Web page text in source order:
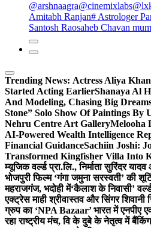
@arshnaagra@cinemixlabs
Amitabh Ranjan# Astrologer
Santosh Raosaheb Chavan
Trending News: Actress Aliya
Started Acting EarlierShanaya Al
And Modeling, Chasing Big
Stone” Solo Show Of Paintings
Nehru Centre Art GalleryMelooha
AI-Powered Wealth Intelligence
Financial GuidanceSachiin Joshi:
Transformed Kingfisher Villa Into
म्यूजिक वर्ल्ड प्रा.लि., निर्माता सुरिंदर
भोजपुरी फिल्म ‘गंगा जमुना सरस्वती’ की
महराजगंज, भदोही में‘कैलाश के निवासी’
एक्ट्रेस माही श्रीवास्तव और सिंगर शिवानी
ग्रुप का ‘NPA Bazaar’ भारत में एनपीए
रहा राष्ट्रीय मंच, वि के दुबे के नेतृत्व में